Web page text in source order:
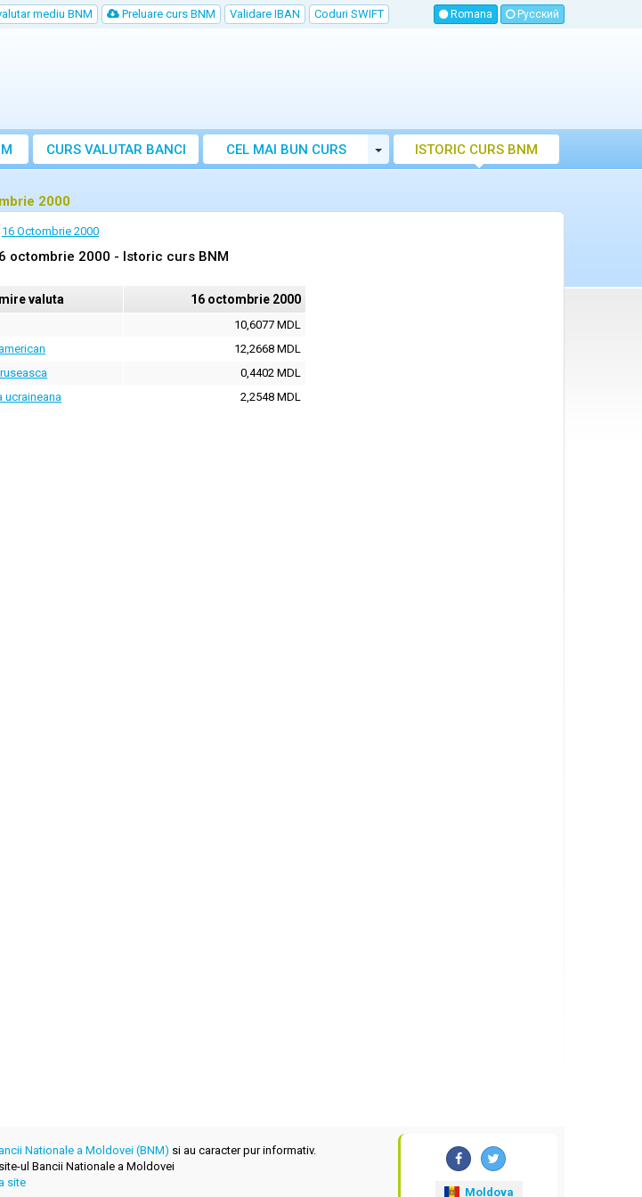
mediu BNM Preluare curs BNM Validare IBAN Coduri SWIFT Romana Русский
CURS VALUTAR BANCI
CEL MAI BUN CURS
VALUTAR MOLDOVA
Toggle Dropdown
ISTORIC CURS BNM
2000
16 Octombrie 2000
octombrie 2000 - Istoric curs BNM
valuta 16 octombrie 2000
10,6077 MDL
12,2668 MDL
0,4402 MDL
ucraineana 2,2548 MDL
Nationale a Moldovei (BNM) si au caracter pur informativ.
ul Bancii Nationale a Moldovei
site
Moldova